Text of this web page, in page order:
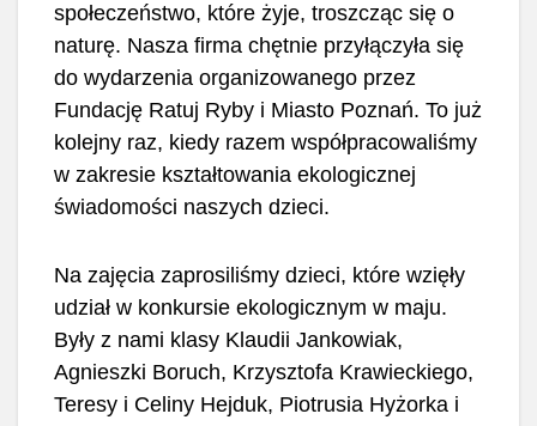
społeczeństwo, które żyje, troszcząc się o
naturę. Nasza firma chętnie przyłączyła się
do wydarzenia organizowanego przez
Fundację Ratuj Ryby i Miasto Poznań. To już
kolejny raz, kiedy razem współpracowaliśmy
w zakresie kształtowania ekologicznej
świadomości naszych dzieci.
Na zajęcia zaprosiliśmy dzieci, które wzięły
udział w konkursie ekologicznym w maju.
Były z nami klasy Klaudii Jankowiak,
Agnieszki Boruch, Krzysztofa Krawieckiego,
Teresy i Celiny Hejduk, Piotrusia Hyżorka i